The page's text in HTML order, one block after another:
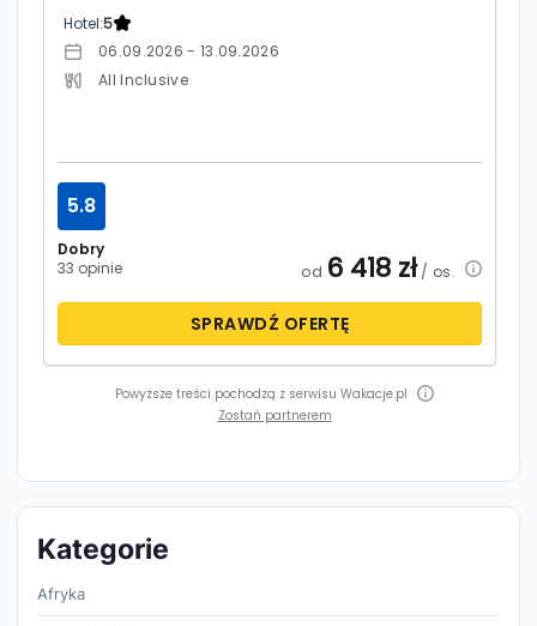
Hotel:5
06.09.2026 - 13.09.2026
All Inclusive
Dobry
33 opinie
5.8
od 6 418 zł/ os.
SPRAWDŹ OFERTĘ
Powyższe treści pochodzą z serwisu Wakacje.pl
Zostań partnerem
Kategorie
Afryka